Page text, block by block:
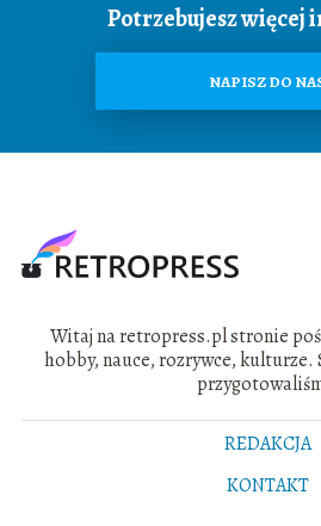
Potrzebujesz więcej
NAPISZ DO
Witaj na retropress.pl stronie
hobby, nauce, rozrywce, kulturze.
REDAKCJA
KONTAKT